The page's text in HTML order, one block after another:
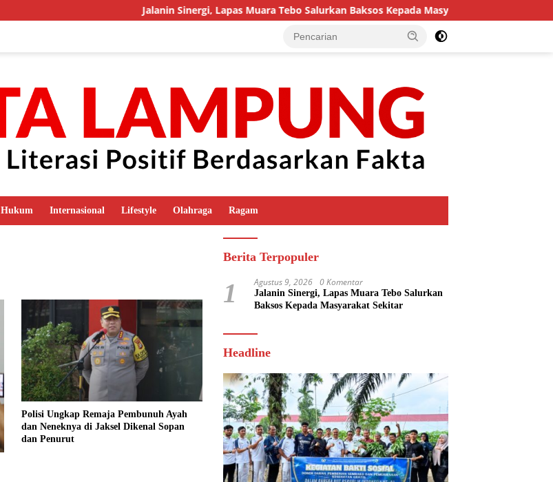
Jalanin Sinergi, Lapas Muara Tebo Salurkan Baksos Kepada Masyarakat Sekitar
Hukum Internasional Lifestyle Olahraga Ragam
Polisi Ungkap Remaja Pembunuh Ayah
dan Neneknya di Jaksel Dikenal Sopan
dan Penurut
Berita Terpopuler
1 Agustus 9, 2026 0 Komentar
Jalanin Sinergi, Lapas Muara Tebo Salurkan
Baksos Kepada Masyarakat Sekitar
Headline